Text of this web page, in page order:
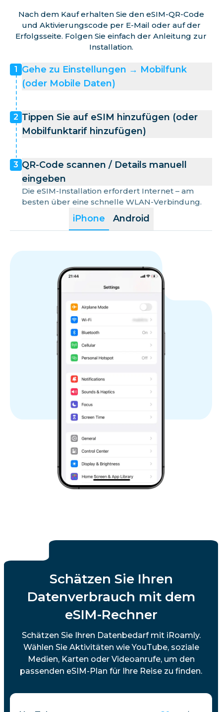
Nach dem Kauf erhalten Sie den eSIM-QR-Code
und Aktivierungscode per E-Mail oder auf der
Erfolgsseite. Folgen Sie einfach der Anleitung zur
Installation.
iPhone Android
1 Gehe zu Einstellungen → Mobilfunk
(oder Mobile Daten)
2 Tippen Sie auf eSIM hinzufügen (oder
Mobilfunktarif hinzufügen)
3 QR-Code scannen / Details manuell
eingeben
Die eSIM-Installation erfordert Internet – am
besten über eine schnelle WLAN-Verbindung.
Schätzen Sie Ihren
Datenverbrauch mit dem
eSIM-Rechner
Schätzen Sie Ihren Datenbedarf mit iRoamly.
Wählen Sie Aktivitäten wie YouTube, soziale
Medien, Karten oder Videoanrufe, um den
passenden eSIM-Plan für Ihre Reise zu finden.